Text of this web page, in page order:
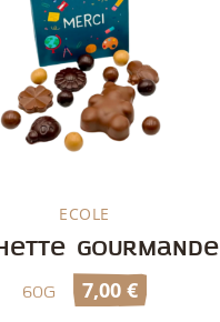
Découvrir
gourmande
ECOLE
60g 7,00 €